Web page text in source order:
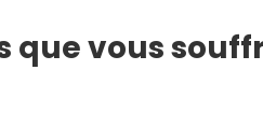
que vous